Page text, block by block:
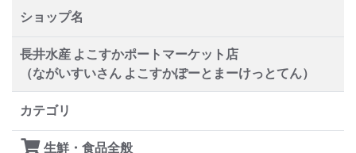
ショップ名
長井水産 よこすかポートマーケット店
（ながいすいさん よこすかぽーとまーけっとてん）
カテゴリ
生鮮・食品全般